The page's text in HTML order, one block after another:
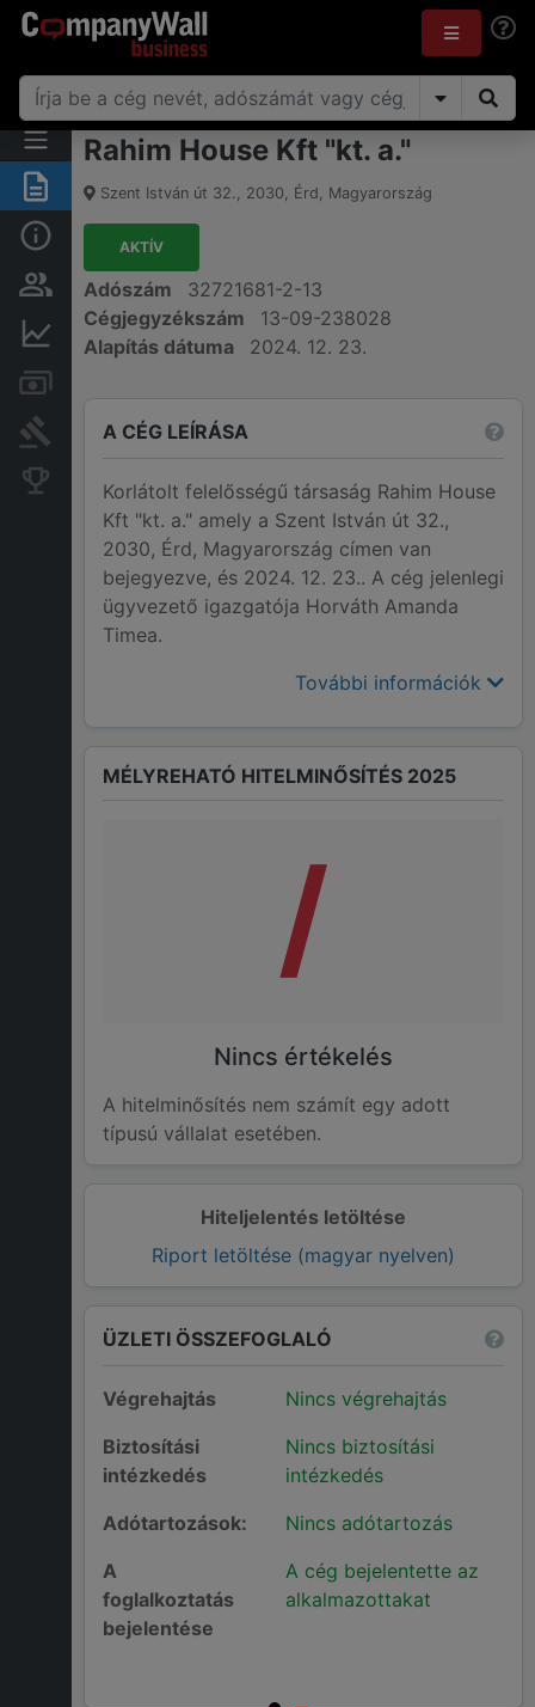
Összegzés
Alap információk
Személyek és tulajdonjog
Pénzügyi információk
Bírósági eljárások
Konkurens cégek
Rahim House Kft "kt. a."
Szent István út 32., 2030, Érd, Magyarország
AKTÍV
Adószám
32721681-2-13
Cégjegyzékszám
13-09-238028
Alapítás dátuma
2024. 12. 23.
A CÉG LEÍRÁSA
Korlátolt felelősségű társaság Rahim House
Kft "kt. a." amely a Szent István út 32.,
2030, Érd, Magyarország címen van
bejegyezve, és 2024. 12. 23.. A cég jelenlegi
ügyvezető igazgatója Horváth Amanda
Timea.
További információk
Hiteljelentés letöltése
Riport letöltése (magyar nyelven)
MÉLYREHATÓ HITELMINŐSÍTÉS 2025
/
Nincs értékelés
A hitelminősítés nem számít egy adott
típusú vállalat esetében.
ÜZLETI ÖSSZEFOGLALÓ
Végrehajtás
Nincs végrehajtás
Biztosítási
intézkedés
Nincs biztosítási
intézkedés
Adótartozások:
Nincs adótartozás
A
foglalkoztatás
bejelentése
A cég bejelentette az
alkalmazottakat